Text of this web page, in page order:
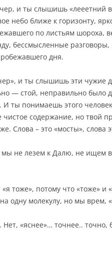
и ты слышишь «лееетний
небо ближе к горизонту,
по листьям шороха,
бессмысленные
дня.
и ты слышишь эти чужие
— стой, неправильно было
И ты понимаешь этого
содержание, но твой
Слова – это «мосты», слова
мы не лезем к Далю, не ищем
тоже», потому что «тоже» и
одну молекулу, но мы врем,
«яснее»… точнее.. точно,